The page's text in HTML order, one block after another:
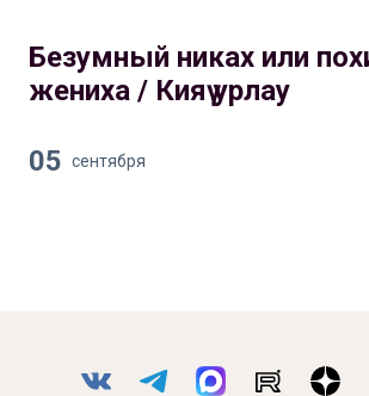
Безумный никах или
жениха / Кияү урлау
05 сентября